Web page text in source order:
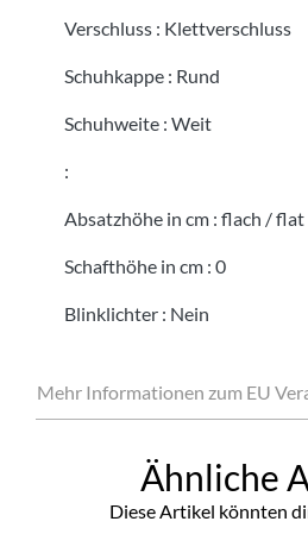
Verschluss : Klettverschluss
Schuhkappe : Rund
Schuhweite : Weit
:
Absatzhöhe in cm : flach / flat
Schafthöhe in cm : 0
Blinklichter : Nein
Mehr Informationen zum EU
Ähnliche
Diese Artikel könnten